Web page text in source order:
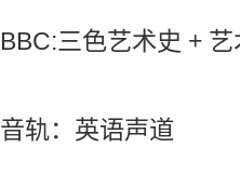
BBC:三色艺术史 +
音轨：英语声道